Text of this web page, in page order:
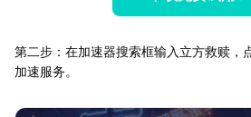
第二步：在加速器搜索框输入立方救赎，
加速服务。